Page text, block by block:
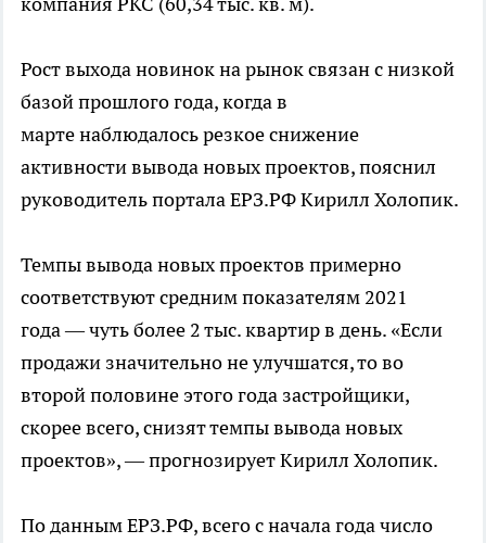
Рост выхода новинок на рынок связан с низкой
базой прошлого года, когда в
марте наблюдалось резкое снижение
активности вывода новых проектов, пояснил
руководитель портала ЕРЗ.РФ Кирилл Холопик.
Темпы вывода новых проектов примерно
соответствуют средним показателям 2021
года — чуть более 2 тыс. квартир в день. «Если
продажи значительно не улучшатся, то во
второй половине этого года застройщики,
скорее всего, снизят темпы вывода новых
проектов», — прогнозирует Кирилл Холопик.
По данным ЕРЗ.РФ, всего с начала года число